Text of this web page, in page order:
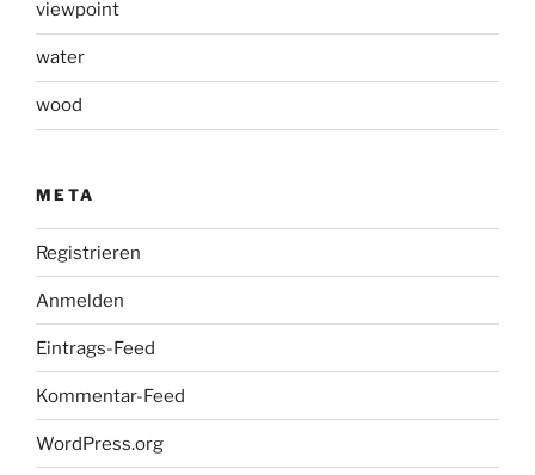
viewpoint
water
wood
META
Registrieren
Anmelden
Eintrags-Feed
Kommentar-Feed
WordPress.org